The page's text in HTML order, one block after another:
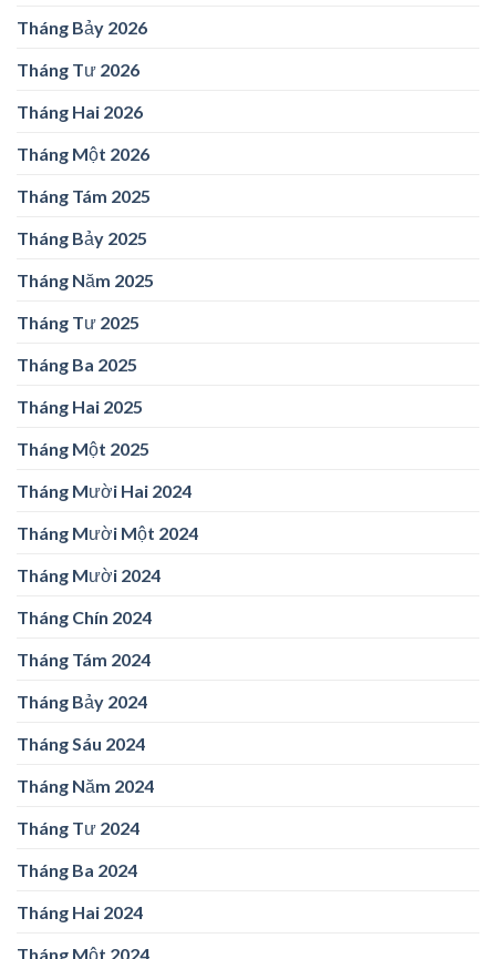
Tháng Bảy 2026
Tháng Tư 2026
Tháng Hai 2026
Tháng Một 2026
Tháng Tám 2025
Tháng Bảy 2025
Tháng Năm 2025
Tháng Tư 2025
Tháng Ba 2025
Tháng Hai 2025
Tháng Một 2025
Tháng Mười Hai 2024
Tháng Mười Một 2024
Tháng Mười 2024
Tháng Chín 2024
Tháng Tám 2024
Tháng Bảy 2024
Tháng Sáu 2024
Tháng Năm 2024
Tháng Tư 2024
Tháng Ba 2024
Tháng Hai 2024
Tháng Một 2024